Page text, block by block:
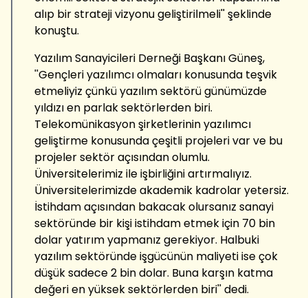
alıp bir strateji vizyonu geliştirilmeli'' şeklinde
konuştu.
Yazılım Sanayicileri Derneği Başkanı Güneş,
''Gençleri yazılımcı olmaları konusunda teşvik
etmeliyiz çünkü yazılım sektörü günümüzde
yıldızı en parlak sektörlerden biri.
Telekomünikasyon şirketlerinin yazılımcı
geliştirme konusunda çeşitli projeleri var ve bu
projeler sektör açısından olumlu.
Üniversitelerimiz ile işbirliğini artırmalıyız.
Üniversitelerimizde akademik kadrolar yetersiz.
İstihdam açısından bakacak olursanız sanayi
sektöründe bir kişi istihdam etmek için 70 bin
dolar yatırım yapmanız gerekiyor. Halbuki
yazılım sektöründe işgücünün maliyeti ise çok
düşük sadece 2 bin dolar. Buna karşın katma
değeri en yüksek sektörlerden biri'' dedi.